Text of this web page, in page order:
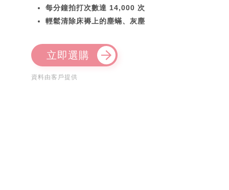
每分鐘拍打次數達 14,000 次
輕鬆清除床褥上的塵蟎、灰塵
立即選購
資料由客戶提供